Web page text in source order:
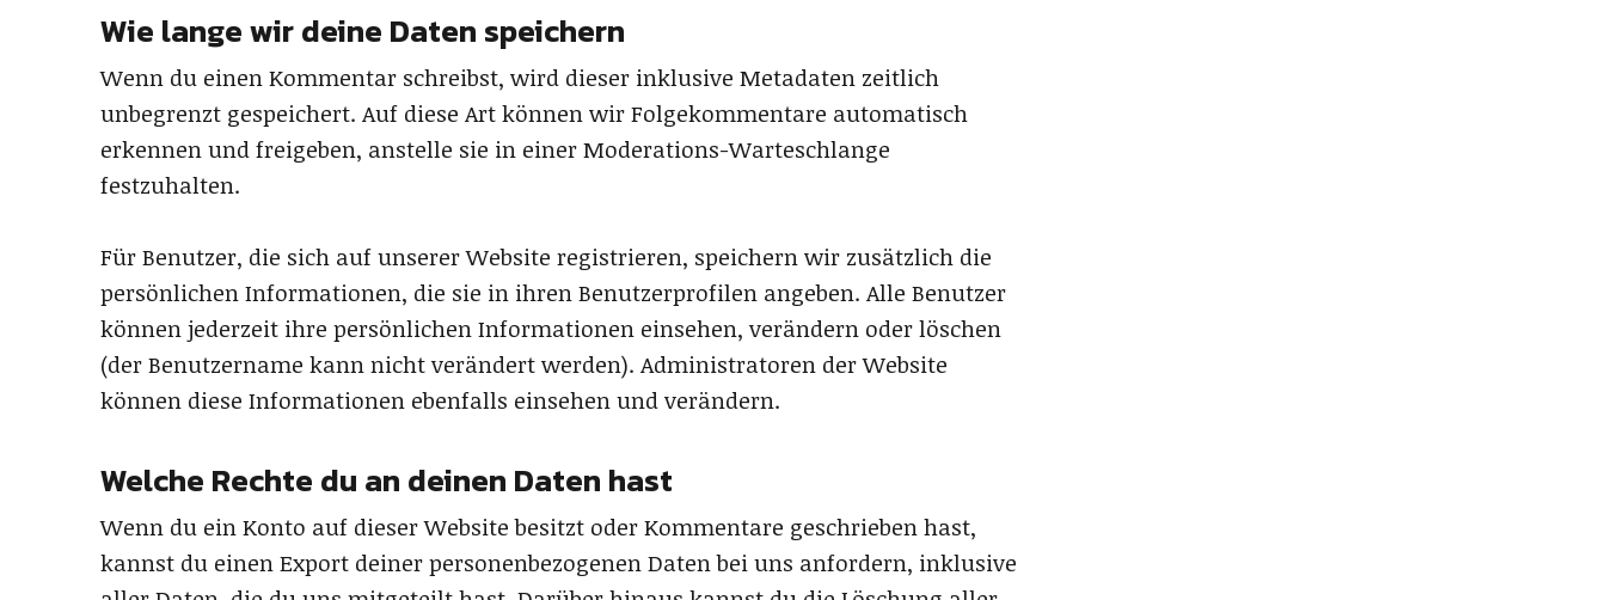
Wie lange wir deine Daten speichern
Wenn du einen Kommentar schreibst, wird dieser inklusive Metadaten zeitlich
unbegrenzt gespeichert. Auf diese Art können wir Folgekommentare automatisch
erkennen und freigeben, anstelle sie in einer Moderations-Warteschlange
festzuhalten.
Für Benutzer, die sich auf unserer Website registrieren, speichern wir zusätzlich die
persönlichen Informationen, die sie in ihren Benutzerprofilen angeben. Alle Benutzer
können jederzeit ihre persönlichen Informationen einsehen, verändern oder löschen
(der Benutzername kann nicht verändert werden). Administratoren der Website
können diese Informationen ebenfalls einsehen und verändern.
Welche Rechte du an deinen Daten hast
Wenn du ein Konto auf dieser Website besitzt oder Kommentare geschrieben hast,
kannst du einen Export deiner personenbezogenen Daten bei uns anfordern, inklusive